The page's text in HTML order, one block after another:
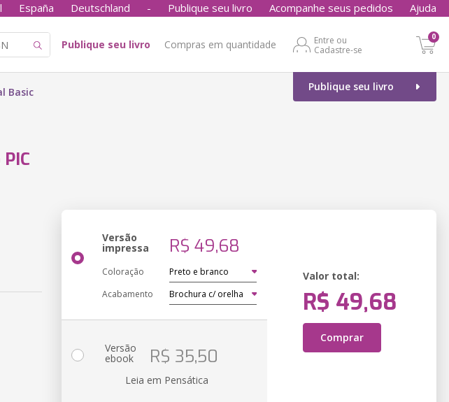
España Deutschland - Publique seu livro Acompanhe seus pedidos Ajuda
Publique seu livro Compras em quantidade
Entre ou
Cadastre-se
0
Publique seu livro
Basic
Versão
impressa R$ 49,68
Coloração
Acabamento
Valor total:
R$ 49,68
Comprar
Versão
ebook R$ 35,50
Leia em Pensática